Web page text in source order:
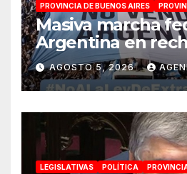
PROVINCIA DE BUENOS AIRES
Masiva marcha
Argentina en
reforma de la Ley
impulsada por
soberanía no se
AGOSTO 5, 2026
LEGISLATIVAS POLÍTICA